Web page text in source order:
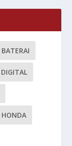
BATERAI
DIGITAL
HONDA